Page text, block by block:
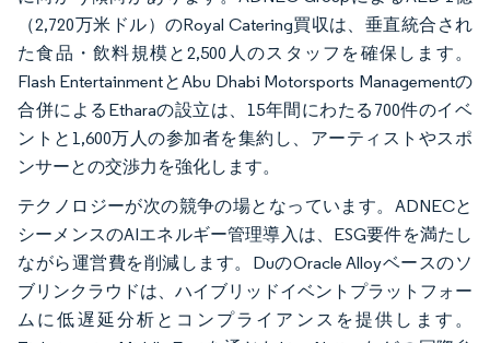
（2,720万米ドル）のRoyal Catering買収は、垂直統合され
た食品・飲料規模と2,500人のスタッフを確保します。
Flash EntertainmentとAbu Dhabi Motorsports Managementの
合併によるEtharaの設立は、15年間にわたる700件のイベ
ントと1,600万人の参加者を集約し、アーティストやスポ
ンサーとの交渉力を強化します。
テクノロジーが次の競争の場となっています。ADNECと
シーメンスのAIエネルギー管理導入は、ESG要件を満たし
ながら運営費を削減します。DuのOracle Alloyベースのソ
ブリンクラウドは、ハイブリッドイベントプラットフォー
ムに低遅延分析とコンプライアンスを提供します。